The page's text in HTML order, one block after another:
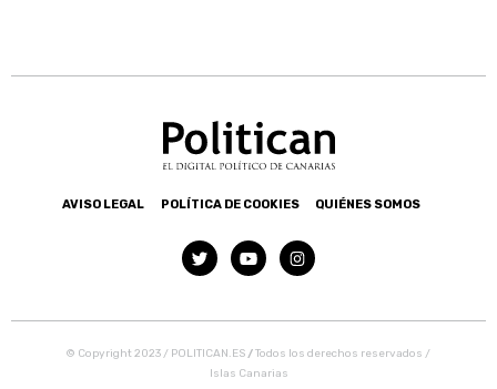
AVISO LEGAL POLÍTICA DE COOKIES QUIÉNES SOMOS
© Copyright 2023 / POLITICAN.ES /Todos los derechos reservados /
Islas Canarias